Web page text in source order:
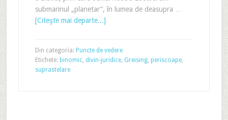
submarinul „planetar”, în lumea de deasupra …
[Citeşte mai departe...]
Din categoria: Puncte de vedere
Etichete: binomic, divin-juridice, Greising, periscoape,
suprastelare